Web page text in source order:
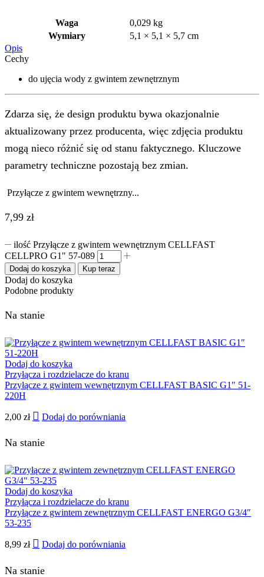
Waga
0,029 kg
Wymiary
5,1 × 5,1 × 5,7 cm
Opis
Cechy
do ujęcia wody z gwintem zewnętrznym
Zdarza się, że design produktu bywa okazjonalnie
aktualizowany przez producenta, więc zdjęcia produktu
mogą nieco różnić się od stanu faktycznego. Kluczowe
parametry techniczne pozostają bez zmian.
Przyłącze z gwintem wewnętrzny...
7,99 zł
ilość Przyłącze z gwintem wewnętrznym CELLFAST
CELLPRO G1" 57-089
Dodaj do koszyka Kup teraz
Dodaj do koszyka
Podobne produkty
Na stanie
Dodaj do koszyka
Przyłącza i rozdzielacze do kranu
Przyłącze z gwintem wewnętrznym CELLFAST BASIC G1″ 51-
220H
2,00 zł Dodaj do porówniania
Na stanie
Dodaj do koszyka
Przyłącza i rozdzielacze do kranu
Przyłącze z gwintem zewnętrznym CELLFAST ENERGO G3/4″
53-235
8,99 zł Dodaj do porówniania
Na stanie